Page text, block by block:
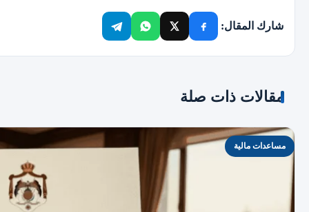
شارك المقال:
مقالات ذات صلة
مساعدات مالية